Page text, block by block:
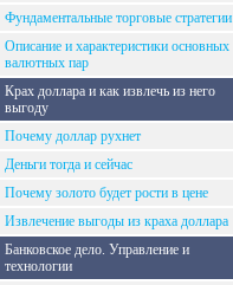
Фундаментальные торговые стратегии
Описание и характеристики основных
валютных пар
Крах доллара и как извлечь из него
выгоду
Почему доллар рухнет
Деньги тогда и сейчас
Почему золото будет рости в цене
Извлечение выгоды из краха доллара
Банковское дело. Управление и
технологии